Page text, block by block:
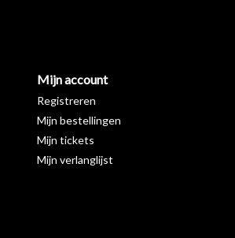
Mijn account
Registreren
Mijn bestellingen
Mijn tickets
Mijn verlanglijst